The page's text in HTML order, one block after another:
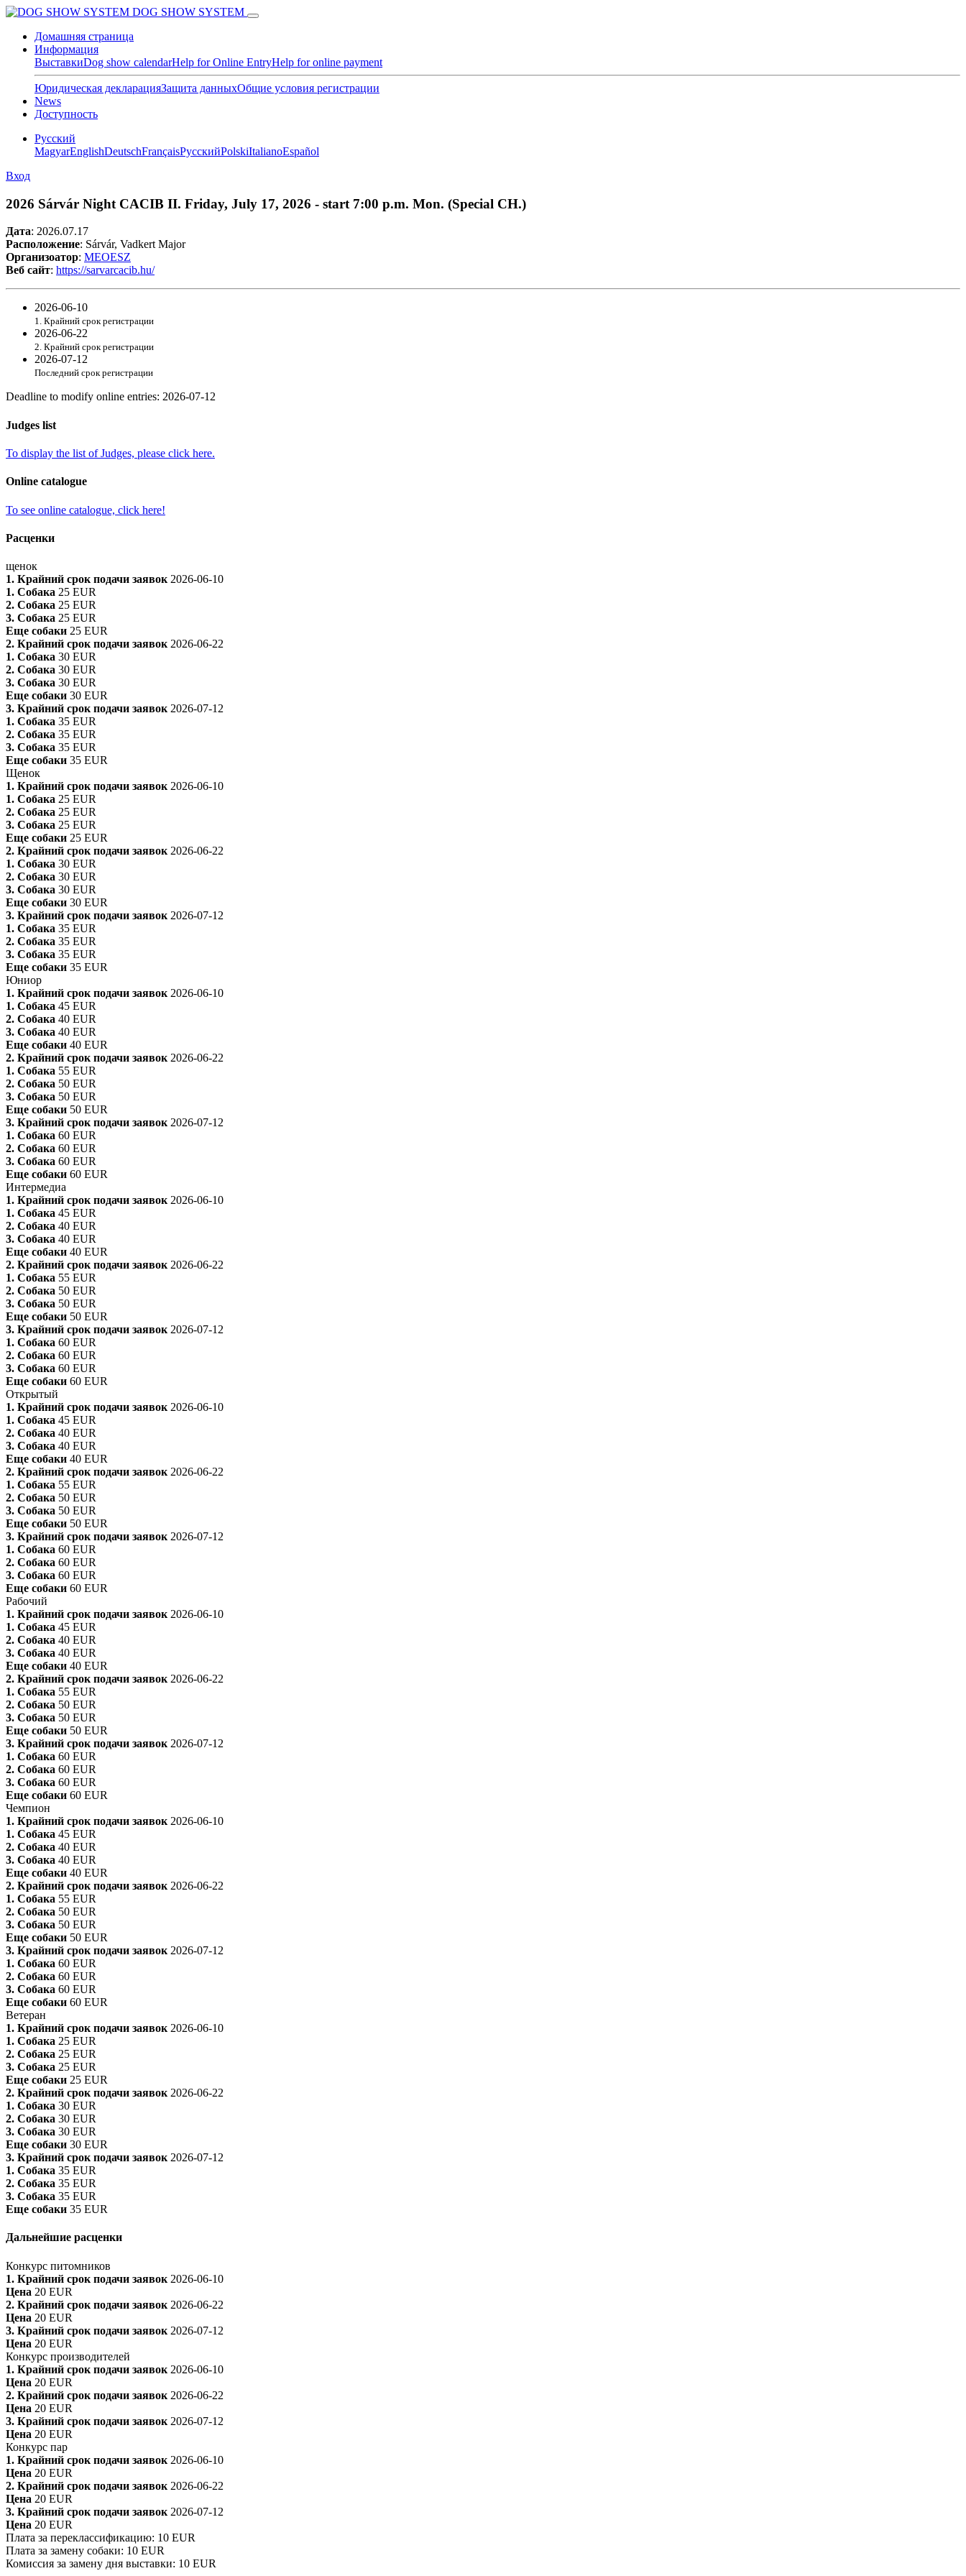
DOG SHOW SYSTEM
Домашняя страница
Информация
ВыставкиDog show calendarHelp for Online EntryHelp for online payment
Юридическая декларацияЗащита данныхОбщие условия регистрации
News
Доступность
Pусский
MagyarEnglishDeutschFrançaisPусскийPolskiItalianoEspañol
Вход
2026 Sárvár Night CACIB II. Friday, July 17, 2026 - start 7:00 p.m. Mon. (Special CH.)
Дата: 2026.07.17
Расположение: Sárvár, Vadkert Major
Организоатор: MEOESZ
Веб сайт: https://sarvarcacib.hu/
2026-06-10
1. Крайний срок регистрации
2026-06-22
2. Крайний срок регистрации
2026-07-12
Последний срок регистрации
Deadline to modify online entries: 2026-07-12
Judges list
To display the list of Judges, please click here.
Online catalogue
To see online catalogue, click here!
Расценки
щенок
1. Крайний срок подачи заявок 2026-06-10
1. Собака 25 EUR
2. Собака 25 EUR
3. Собака 25 EUR
Еще собаки 25 EUR
2. Крайний срок подачи заявок 2026-06-22
1. Собака 30 EUR
2. Собака 30 EUR
3. Собака 30 EUR
Еще собаки 30 EUR
3. Крайний срок подачи заявок 2026-07-12
1. Собака 35 EUR
2. Собака 35 EUR
3. Собака 35 EUR
Еще собаки 35 EUR
Щенок
1. Крайний срок подачи заявок 2026-06-10
1. Собака 25 EUR
2. Собака 25 EUR
3. Собака 25 EUR
Еще собаки 25 EUR
2. Крайний срок подачи заявок 2026-06-22
1. Собака 30 EUR
2. Собака 30 EUR
3. Собака 30 EUR
Еще собаки 30 EUR
3. Крайний срок подачи заявок 2026-07-12
1. Собака 35 EUR
2. Собака 35 EUR
3. Собака 35 EUR
Еще собаки 35 EUR
Юниор
1. Крайний срок подачи заявок 2026-06-10
1. Собака 45 EUR
2. Собака 40 EUR
3. Собака 40 EUR
Еще собаки 40 EUR
2. Крайний срок подачи заявок 2026-06-22
1. Собака 55 EUR
2. Собака 50 EUR
3. Собака 50 EUR
Еще собаки 50 EUR
3. Крайний срок подачи заявок 2026-07-12
1. Собака 60 EUR
2. Собака 60 EUR
3. Собака 60 EUR
Еще собаки 60 EUR
Интермедиа
1. Крайний срок подачи заявок 2026-06-10
1. Собака 45 EUR
2. Собака 40 EUR
3. Собака 40 EUR
Еще собаки 40 EUR
2. Крайний срок подачи заявок 2026-06-22
1. Собака 55 EUR
2. Собака 50 EUR
3. Собака 50 EUR
Еще собаки 50 EUR
3. Крайний срок подачи заявок 2026-07-12
1. Собака 60 EUR
2. Собака 60 EUR
3. Собака 60 EUR
Еще собаки 60 EUR
Открытый
1. Крайний срок подачи заявок 2026-06-10
1. Собака 45 EUR
2. Собака 40 EUR
3. Собака 40 EUR
Еще собаки 40 EUR
2. Крайний срок подачи заявок 2026-06-22
1. Собака 55 EUR
2. Собака 50 EUR
3. Собака 50 EUR
Еще собаки 50 EUR
3. Крайний срок подачи заявок 2026-07-12
1. Собака 60 EUR
2. Собака 60 EUR
3. Собака 60 EUR
Еще собаки 60 EUR
Рабочий
1. Крайний срок подачи заявок 2026-06-10
1. Собака 45 EUR
2. Собака 40 EUR
3. Собака 40 EUR
Еще собаки 40 EUR
2. Крайний срок подачи заявок 2026-06-22
1. Собака 55 EUR
2. Собака 50 EUR
3. Собака 50 EUR
Еще собаки 50 EUR
3. Крайний срок подачи заявок 2026-07-12
1. Собака 60 EUR
2. Собака 60 EUR
3. Собака 60 EUR
Еще собаки 60 EUR
Чемпион
1. Крайний срок подачи заявок 2026-06-10
1. Собака 45 EUR
2. Собака 40 EUR
3. Собака 40 EUR
Еще собаки 40 EUR
2. Крайний срок подачи заявок 2026-06-22
1. Собака 55 EUR
2. Собака 50 EUR
3. Собака 50 EUR
Еще собаки 50 EUR
3. Крайний срок подачи заявок 2026-07-12
1. Собака 60 EUR
2. Собака 60 EUR
3. Собака 60 EUR
Еще собаки 60 EUR
Ветеран
1. Крайний срок подачи заявок 2026-06-10
1. Собака 25 EUR
2. Собака 25 EUR
3. Собака 25 EUR
Еще собаки 25 EUR
2. Крайний срок подачи заявок 2026-06-22
1. Собака 30 EUR
2. Собака 30 EUR
3. Собака 30 EUR
Еще собаки 30 EUR
3. Крайний срок подачи заявок 2026-07-12
1. Собака 35 EUR
2. Собака 35 EUR
3. Собака 35 EUR
Еще собаки 35 EUR
Дальнейшие расценки
Конкурс питомников
1. Крайний срок подачи заявок 2026-06-10
Цена 20 EUR
2. Крайний срок подачи заявок 2026-06-22
Цена 20 EUR
3. Крайний срок подачи заявок 2026-07-12
Цена 20 EUR
Конкурс производителей
1. Крайний срок подачи заявок 2026-06-10
Цена 20 EUR
2. Крайний срок подачи заявок 2026-06-22
Цена 20 EUR
3. Крайний срок подачи заявок 2026-07-12
Цена 20 EUR
Конкурс пар
1. Крайний срок подачи заявок 2026-06-10
Цена 20 EUR
2. Крайний срок подачи заявок 2026-06-22
Цена 20 EUR
3. Крайний срок подачи заявок 2026-07-12
Цена 20 EUR
Плата за переклассификацию: 10 EUR
Плата за замену собаки: 10 EUR
Комиссия за замену дня выставки: 10 EUR